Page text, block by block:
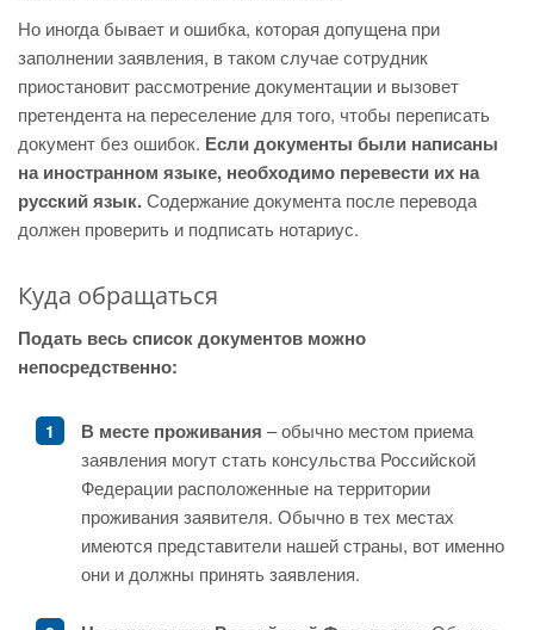
Но иногда бывает и ошибка, которая допущена при
заполнении заявления, в таком случае сотрудник
приостановит рассмотрение документации и вызовет
претендента на переселение для того, чтобы переписать
документ без ошибок. Если документы были написаны
на иностранном языке, необходимо перевести их на
русский язык.Содержание документа после перевода
должен проверить и подписать нотариус.
Куда обращаться
Подать весь список документов можно
непосредственно:
В месте проживания – обычно местом приема
заявления могут стать консульства Российской
Федерации расположенные на территории
проживания заявителя. Обычно в тех местах
имеются представители нашей страны, вот именно
они и должны принять заявления.